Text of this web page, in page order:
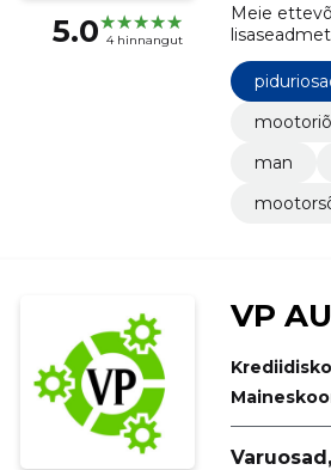
5.0 4 hinnangut
Meie
klientidele
man
VP